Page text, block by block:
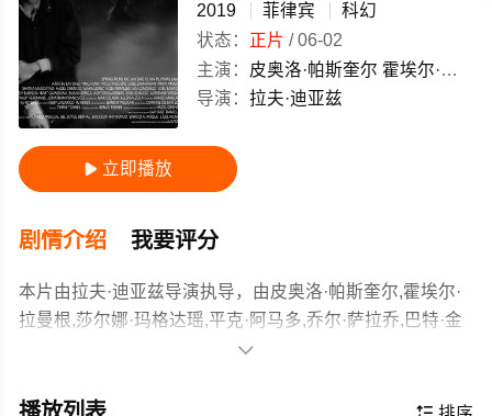
2019 菲律宾
科幻
状态： 正片 /06-02
主演： 皮奥洛·帕斯奎尔 霍埃尔·拉曼根
导演： 拉夫·迪亚兹
 立即播放
剧情介绍 我要评分
本片由拉夫·迪亚兹导演执导，由皮奥洛·帕斯奎尔,霍埃尔·
拉曼根,莎尔娜·玛格达瑶,平克·阿马多,乔尔·萨拉乔,巴特·金
戈纳,梅恩·厄斯塔内罗,多莉·德莱昂等主演，故事情节跌岩
已。
态，实际上是因为太阳在2031年因西里伯斯海的大规模火
